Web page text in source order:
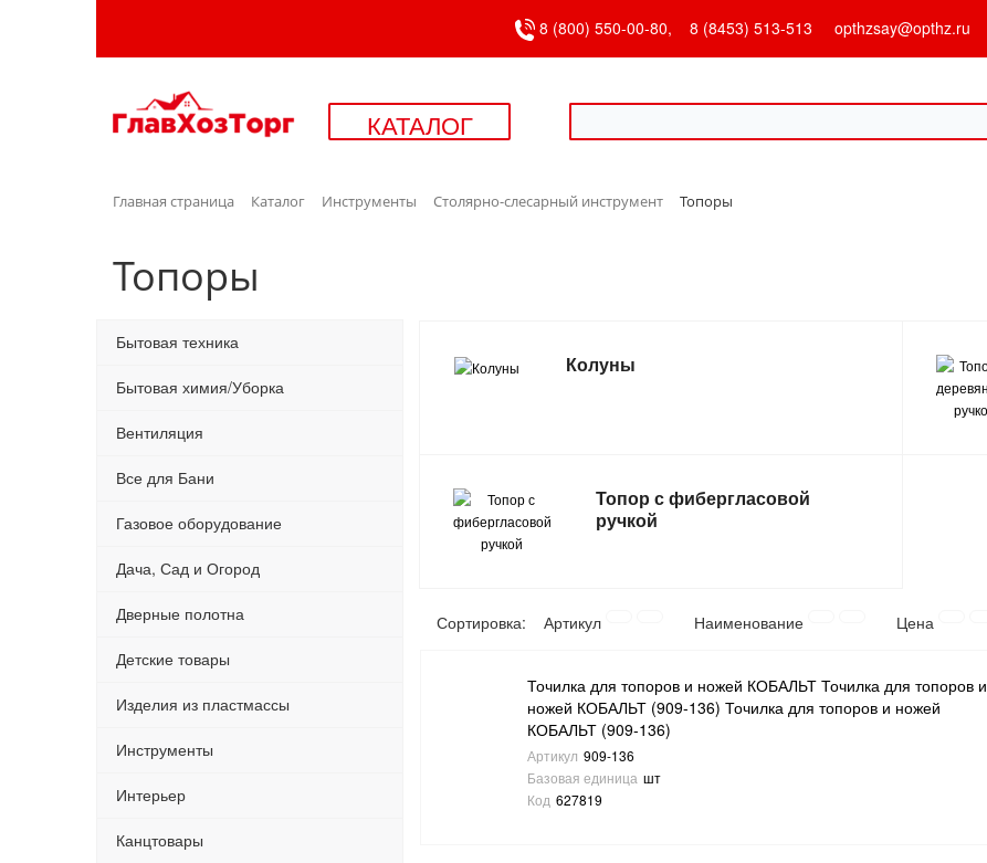
8 (800) 550-00-80, 8 (8453) 513-513 opthzsay@opthz.ru
КАТАЛОГ
Главная страница Каталог Инструменты Столярно-слесарный инструмент Топоры
Топоры
Бытовая техника
Бытовая химия/Уборка
Вентиляция
Все для Бани
Газовое оборудование
Дача, Сад и Огород
Дверные полотна
Детские товары
Изделия из пластмассы
Инструменты
Интерьер
Канцтовары
Колуны
Топор с фибергласовой
ручкой
Сортировка: Артикул Наименование Цена
Точилка для топоров и ножей КОБАЛЬТ Точилка для топоров и
ножей КОБАЛЬТ (909-136) Точилка для топоров и ножей
КОБАЛЬТ (909-136)
Артикул 909-136
Базовая единица шт
Код 627819